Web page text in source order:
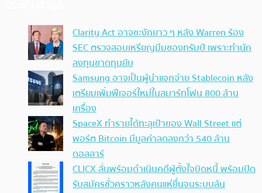
Clarity Act อาจชะงักยาว ๆ หลัง Warren ร้อง
SEC ตรวจสอบเหรียญมีมของทรัมป์ เพราะทำนัก
ลงทุนขาดทุนยับ
Samsung อาจเป็นผู้นำแจกจ่าย Stablecoin หลัง
เตรียมเพิ่มฟีเจอร์ใหม่ในสมาร์ทโฟน 800 ล้าน
เครื่อง
SpaceX ทำรายได้ทะลุเป้าของ Wall Street แต่
พอร์ต Bitcoin มีมูลค่าลดลงกว่า 540 ล้าน
ดอลลาร์
CLICX ลั่นพร้อมดำเนินคดีผู้ตั้งใจบิดหนี้ พร้อมปิด
รับสมัครชั่วคราวหลังคนแห่ยื่นจนระบบล้น